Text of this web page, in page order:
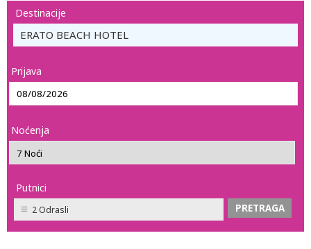
Destinacije
ERATO BEACH HOTEL
Prijava
Noćenja
Putnici
2 Odrasli